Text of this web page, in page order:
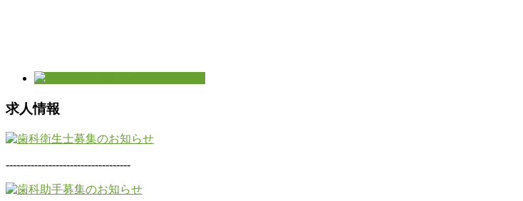
求人情報
-----------------------------------